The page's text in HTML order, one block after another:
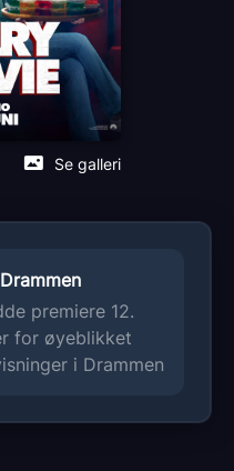
Se galleri
premiere 12.
for øyeblikket
i Drammen